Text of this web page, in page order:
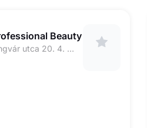
Beauty
1142 Budapest, Ungvár utca 20. 4. emelet, 16os kapucsengő